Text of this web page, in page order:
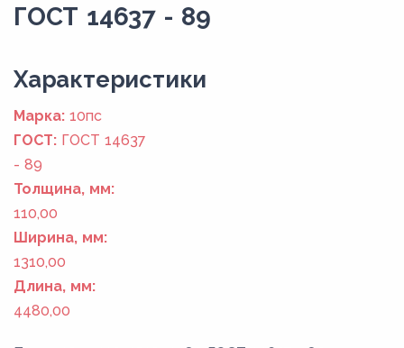
ГОСТ 14637 - 89
Xарактеристики
Марка: 10пс
ГОСТ: ГОСТ 14637
- 89
Толщина, мм:
110,00
Ширина, мм:
1310,00
Длина, мм:
4480,00